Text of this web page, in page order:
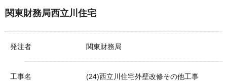
関東財務局西立川住宅
発注者 関東財務局
工事名 (24)西立川住宅外壁改修その他工事